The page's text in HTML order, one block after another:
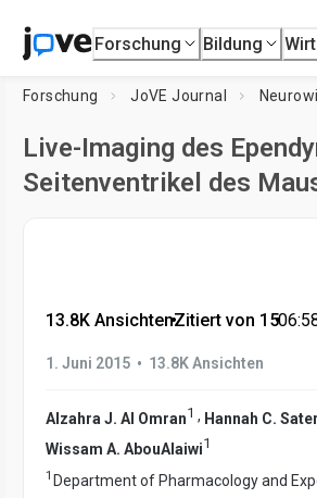
Forschung Bildung
Forschung JoVE Journal
Live-Imaging des
Seitenventrikel des
13.8K Ansichten•Zitiert von 15•
1. Juni 2015 • 13.8K Ansichten
Alzahra J. Al Omran1 , Hannah C.
Wissam A. AbouAlaiwi1
1 Department of Pharmacology and